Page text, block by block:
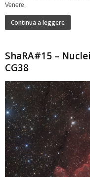
Venere.
Continua a leggere
ShaRA#15 –
CG38